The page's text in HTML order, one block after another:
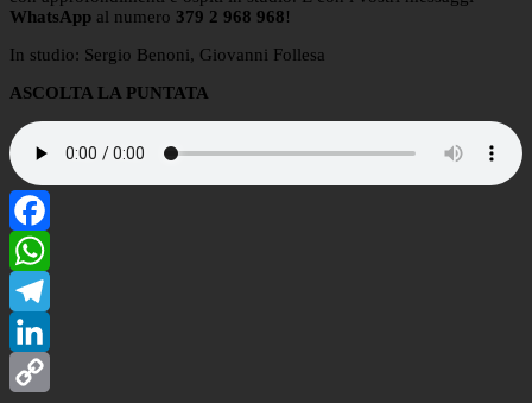
WhatsApp al numero 379 2 968 968!
In studio: Sergio Benoni, Giovanni Follesa
ASCOLTA LA PUNTATA
Facebook
WhatsApp
Telegram
LinkedIn